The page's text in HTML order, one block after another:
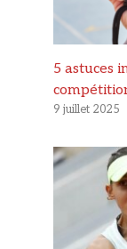
5 astuces
9 juillet 2025